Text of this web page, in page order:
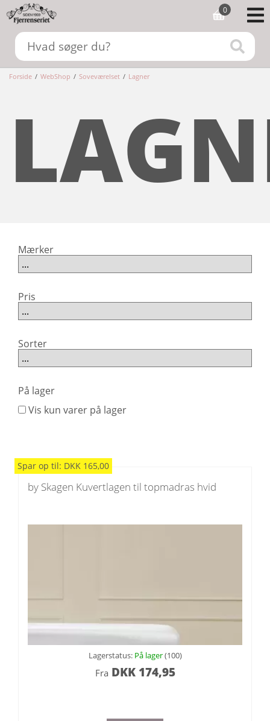
0
Forside / WebShop / Soveværelset / Lagner
Mærker
Pris
Sorter
På lager
Vis kun varer på lager
Spar op til: DKK 165,00
by Skagen Kuvertlagen til topmadras hvid
Lagerstatus: På lager(100)
Fra DKK174,95